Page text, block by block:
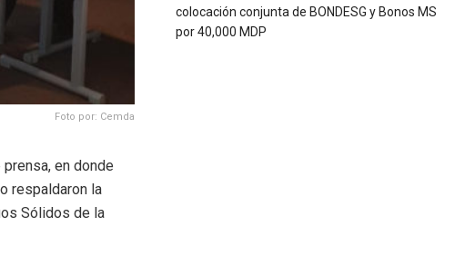
Foto por: Cemda
en donde
respaldaron la
Sólidos de la
colocación conjunta de BONDESG y Bonos MS
por 40,000 MDP